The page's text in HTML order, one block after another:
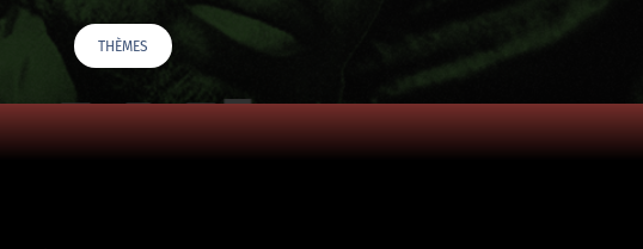
THÈMES